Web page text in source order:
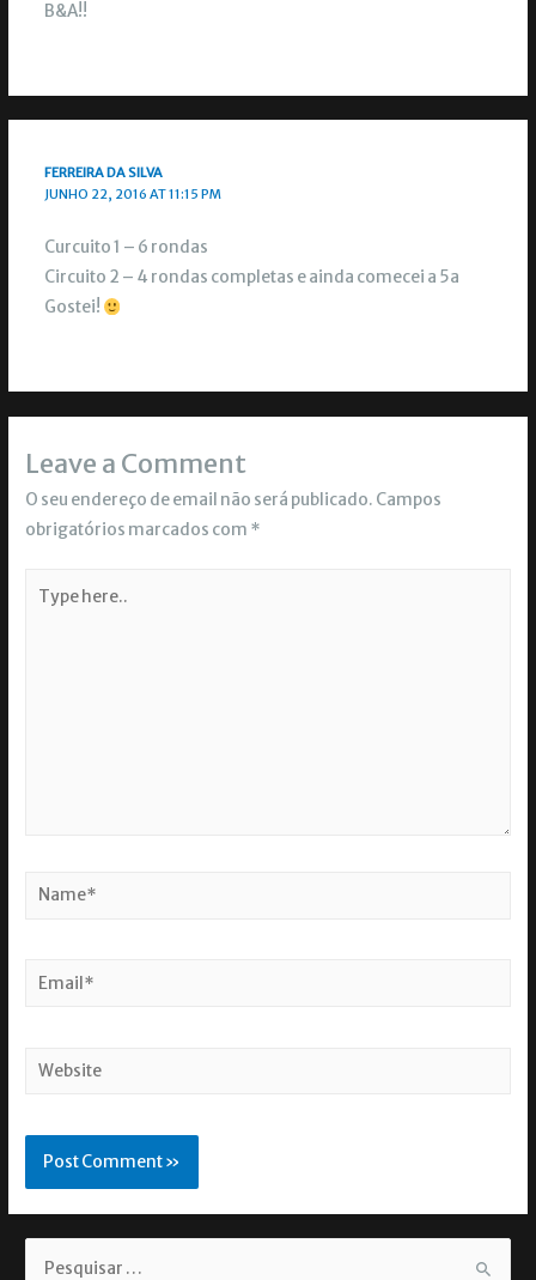
B&A!!
FERREIRA DA SILVA
JUNHO 22, 2016 AT 11:15 PM
Curcuito 1 – 6 rondas
Circuito 2 – 4 rondas completas e ainda comecei a 5a
Gostei!
Leave a Comment
O seu endereço de email não será publicado. Campos
obrigatórios marcados com *